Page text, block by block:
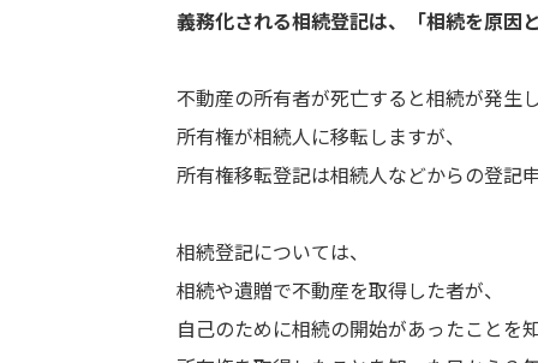
義務化される相続登記は、 「相続を原因
不動産の所有者が死亡すると相続が発生
所有権が相続人に移転しますが、
所有権移転登記は相続人などからの登記
相続登記については、
相続や遺贈で不動産を取得した者が、
自己のために相続の開始があったことを